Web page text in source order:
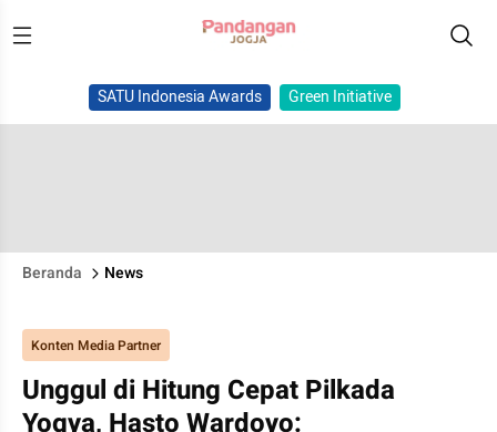
SATU Indonesia Awards Green Initiative
Beranda News
Konten Media Partner
Unggul di Hitung Cepat Pilkada
Yogya, Hasto Wardoyo: